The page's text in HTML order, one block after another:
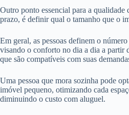
Outro ponto essencial para a
prazo, é definir qual o tamanho que o
Em geral, as pessoas definem o
visando o conforto no dia a dia a partir
que são compatíveis com suas
Uma pessoa que mora sozinha pode
imóvel pequeno, otimizando cada
diminuindo o custo com aluguel.